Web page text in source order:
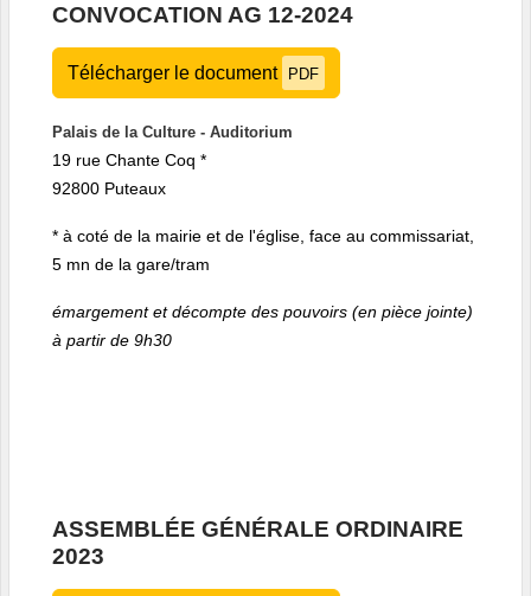
CONVOCATION AG 12-2024
Télécharger le document PDF
Palais de la Culture - Auditorium
19 rue Chante Coq *
92800 Puteaux
* à coté de la mairie et de l'église , face au commissariat,
5 mn de la gare/tram
émargement et décompte des pouvoirs (en pièce jointe)
à partir de 9h30
ASSEMBLÉE GÉNÉRALE ORDINAIRE
2023